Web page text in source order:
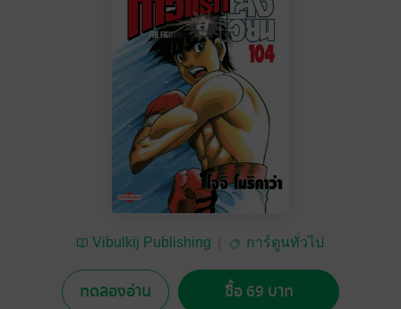
Vibulkij Publishing การ์ตูนทั่วไป
ทดลองอ่าน ซื้อ 69 บาท